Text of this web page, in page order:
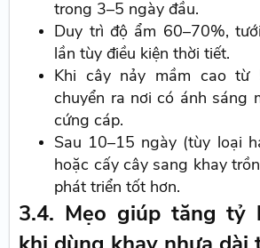
trong 3–5 ngày đầu.
Duy trì độ ẩm 60–70%,
lần tùy điều kiện thời tiết.
Khi cây nảy mầm cao từ
chuyển ra nơi có ánh sáng
cứng cáp.
Sau 10–15 ngày (tùy loại
hoặc cấy cây sang khay
phát triển tốt hơn.
3.4. Mẹo giúp tăng tỷ